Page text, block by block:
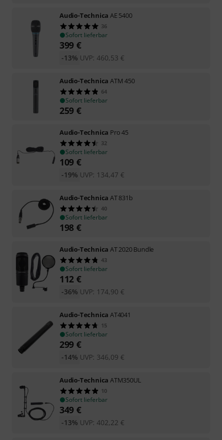
Audio-Technica AE 5400
36
Sofort lieferbar
399 €
UVP: 460,53 €
-13%
Audio-Technica ATM 450
64
Sofort lieferbar
259 €
Audio-Technica Pro 45
32
Sofort lieferbar
109 €
UVP: 134,47 €
-19%
Audio-Technica AT 831b
40
Sofort lieferbar
198 €
Audio-Technica AT 2020 Bundle
43
Sofort lieferbar
112 €
UVP: 174,90 €
-36%
Audio-Technica AT4041
15
Sofort lieferbar
299 €
UVP: 346,09 €
-14%
Audio-Technica ATM350UL
10
Sofort lieferbar
349 €
UVP: 402,22 €
-13%